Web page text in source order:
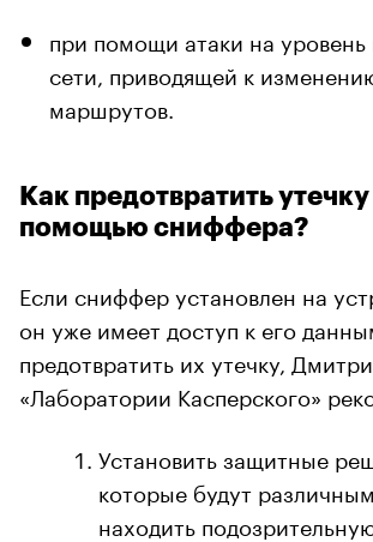
при помощи атаки на уровень
сети, приводящей к
маршрутов.
Как предотвратить
помощью сниффера?
Если сниффер установлен на
он уже имеет доступ к его
предотвратить их утечку,
«Лаборатории Касперского»
Установить защитные
которые будут
находить